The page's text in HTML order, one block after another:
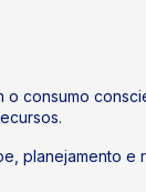
consumo
planejamento